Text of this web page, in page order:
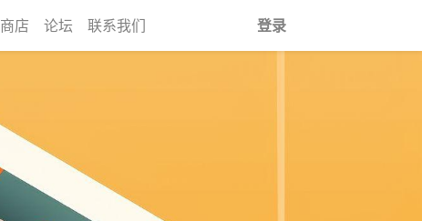
商店 论坛 联系我们 登录